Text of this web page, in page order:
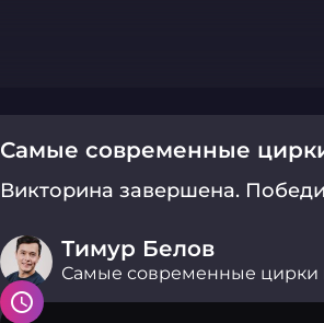
Самые современные
Викторина завершена.
Тимур Белов
Самые современные цирки